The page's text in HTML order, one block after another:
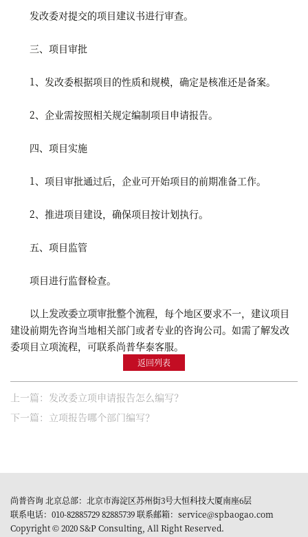
发改委对提交的项目建议书进行审查。
三、项目审批
1、发改委根据项目的性质和规模，确定是核准还是备案。
2、企业需按照相关规定编制项目申请报告。
四、项目实施
1、项目审批通过后，企业可开始项目的前期准备工作。
2、推进项目建设，确保项目按计划执行。
五、项目监管
项目进行监督检查。
以上发改委立项审批整个流程 ，每个地区要求不一，建议项目
建设前期先咨询当地相关部门或者专业的咨询公司。如需了解发改
委项目立项流程，可联系尚普华泰客服。
返回列表
上一篇：发改委立项申请报告怎么编写？
下一篇：立项报告哪个部门编写？
尚普咨询 北京总部：北京市海淀区苏州街3号大恒科技大厦南座6层
联系电话：010-82885729 82885739 联系邮箱：service@spbaogao.com
Copyright © 2020 S&P Consulting, All Right Reserved.